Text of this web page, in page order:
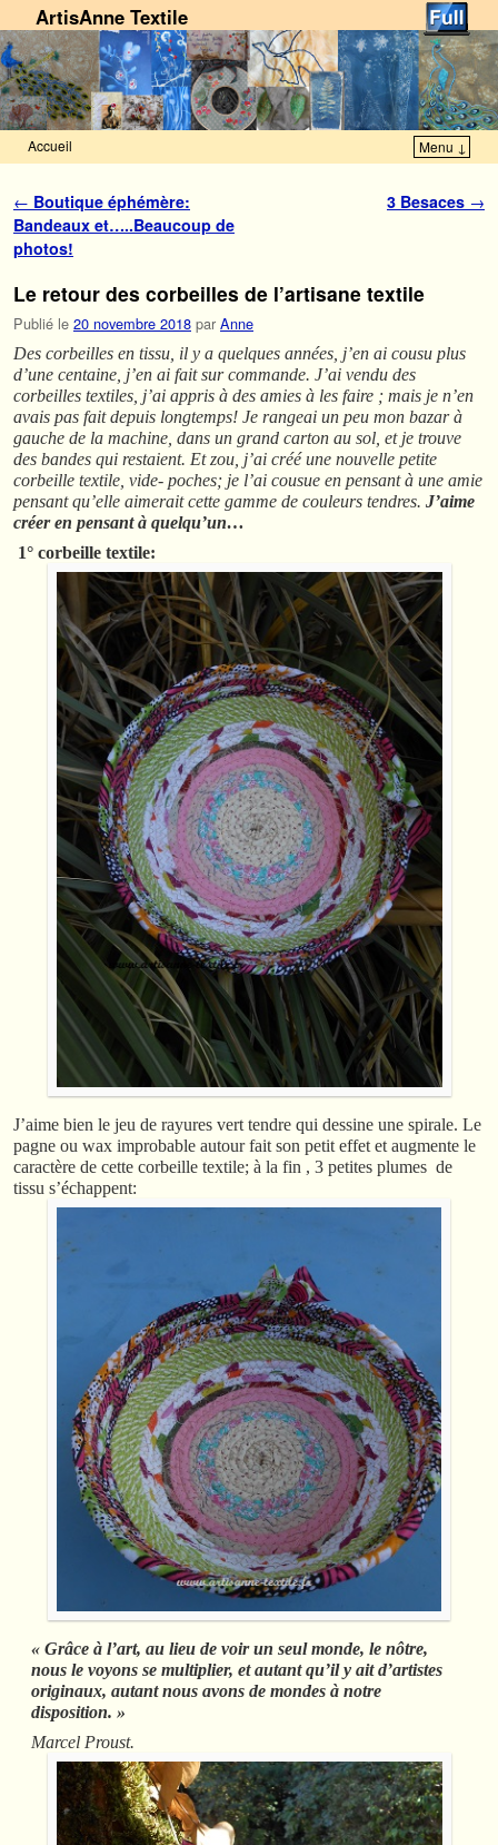
ArtisAnne Textile
Accueil Menu ↓
Navigation des articles
← Boutique éphémère:
Bandeaux et…..Beaucoup de
photos!
3 Besaces →
Le retour des corbeilles de l’artisane textile
Publié le 20 novembre 2018 par Anne
Des corbeilles en tissu, il y a quelques années, j’en ai cousu plus
d’une centaine, j’en ai fait sur commande. J’ai vendu des
corbeilles textiles, j’ai appris à des amies à les faire ; mais je n’en
avais pas fait depuis longtemps! Je rangeai un peu mon bazar à
gauche de la machine, dans un grand carton au sol, et je trouve
des bandes qui restaient. Et zou, j’ai créé une nouvelle petite
corbeille textile, vide- poches; je l’ai cousue en pensant à une amie
pensant qu’elle aimerait cette gamme de couleurs tendres. J’aime
créer en pensant à quelqu’un…
1° corbeille textile:
J’aime bien le jeu de rayures vert tendre qui dessine une spirale. Le
pagne ou wax improbable autour fait son petit effet et augmente le
caractère de cette corbeille textile; à la fin , 3 petites plumes de
tissu s’échappent:
« Grâce à l’art, au lieu de voir un seul monde, le nôtre,
nous le voyons se multiplier, et autant qu’il y ait d’artistes
originaux, autant nous avons de mondes à notre
disposition. »
Marcel Proust.